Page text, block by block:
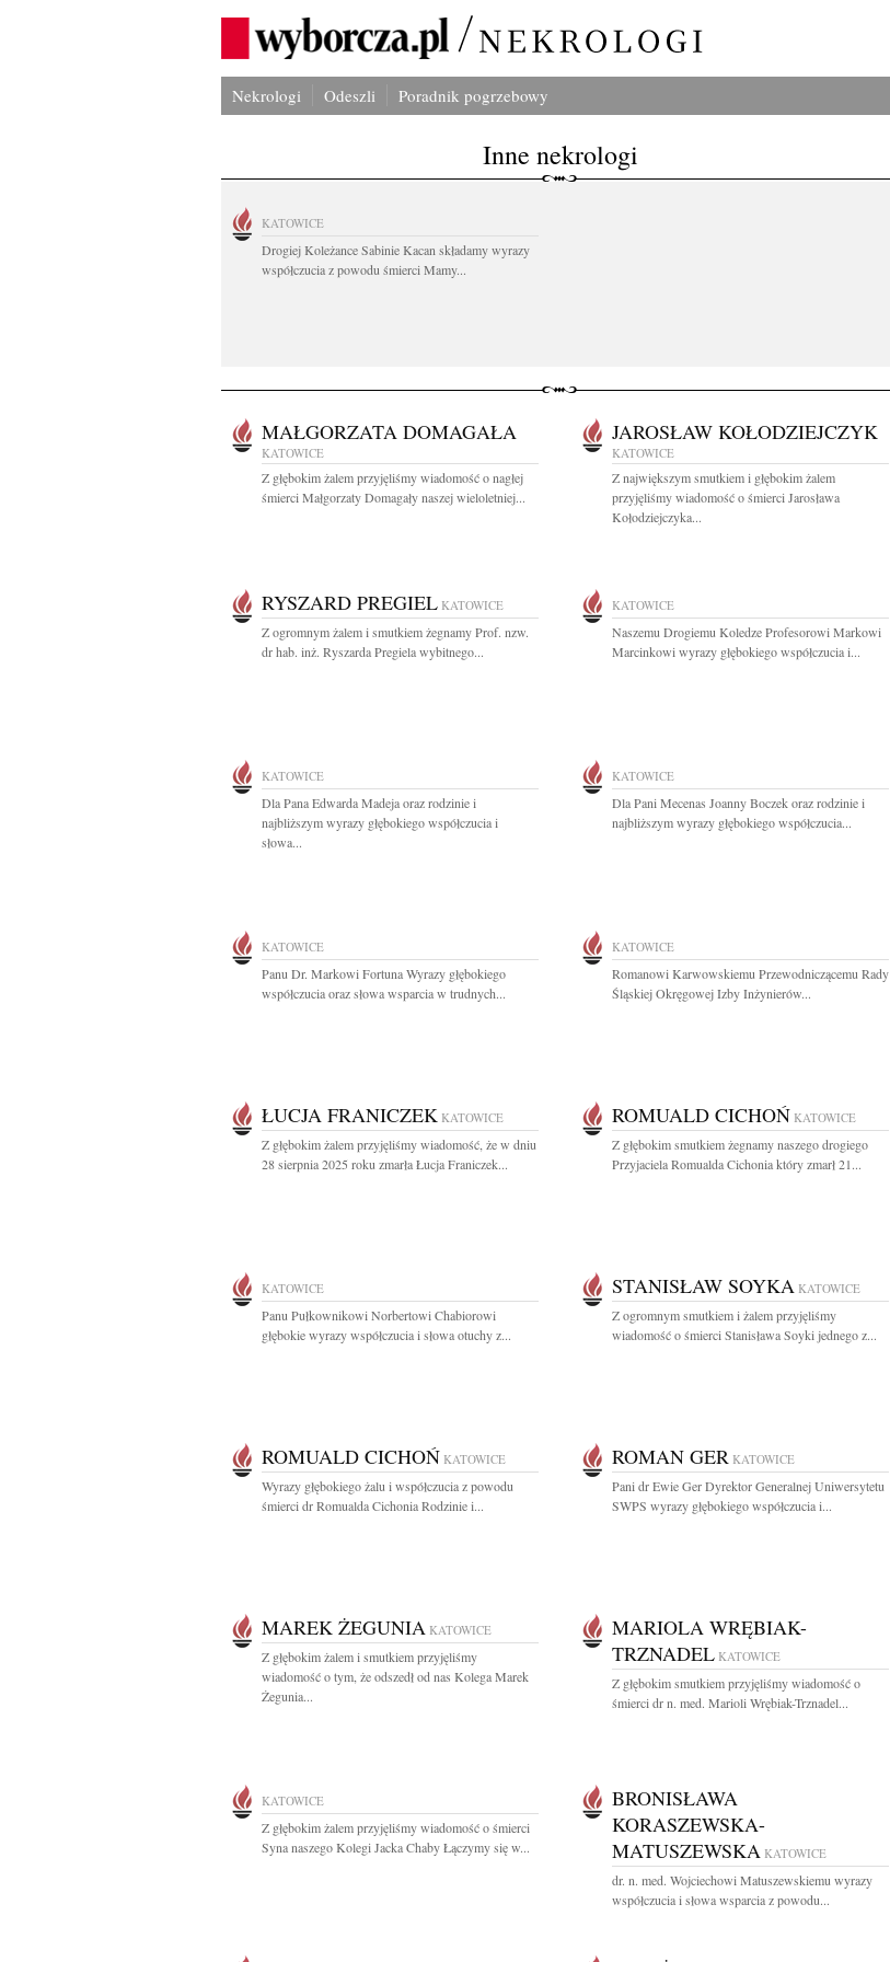
Nekrologi Odeszli Poradnik pogrzebowy
Inne nekrologi
KATOWICE
Drogiej Koleżance Sabinie Kacan składamy wyrazy
współczucia z powodu śmierci Mamy...
MAŁGORZATA DOMAGAŁA
KATOWICE
Z głębokim żalem przyjęliśmy wiadomość o nagłej
śmierci Małgorzaty Domagały naszej wieloletniej...
JAROSŁAW KOŁODZIEJCZYK
KATOWICE
Z największym smutkiem i głębokim żalem
przyjęliśmy wiadomość o śmierci Jarosława
Kołodziejczyka...
RYSZARD PREGIEL KATOWICE
Z ogromnym żalem i smutkiem żegnamy Prof. nzw.
dr hab. inż. Ryszarda Pregiela wybitnego...
KATOWICE
Naszemu Drogiemu Koledze Profesorowi Markowi
Marcinkowi wyrazy głębokiego współczucia i...
KATOWICE
Dla Pana Edwarda Madeja oraz rodzinie i
najbliższym wyrazy głębokiego współczucia i
słowa...
KATOWICE
Dla Pani Mecenas Joanny Boczek oraz rodzinie i
najbliższym wyrazy głębokiego współczucia...
KATOWICE
Panu Dr. Markowi Fortuna Wyrazy głębokiego
współczucia oraz słowa wsparcia w trudnych...
KATOWICE
Romanowi Karwowskiemu Przewodniczącemu Rady
Śląskiej Okręgowej Izby Inżynierów...
ŁUCJA FRANICZEK KATOWICE
Z głębokim żalem przyjęliśmy wiadomość, że w dniu
28 sierpnia 2025 roku zmarła Łucja Franiczek...
ROMUALD CICHOŃ KATOWICE
Z głębokim smutkiem żegnamy naszego drogiego
Przyjaciela Romualda Cichonia który zmarł 21...
KATOWICE
Panu Pułkownikowi Norbertowi Chabiorowi
głębokie wyrazy współczucia i słowa otuchy z...
STANISŁAW SOYKA KATOWICE
Z ogromnym smutkiem i żalem przyjęliśmy
wiadomość o śmierci Stanisława Soyki jednego z...
ROMUALD CICHOŃ KATOWICE
Wyrazy głębokiego żalu i współczucia z powodu
śmierci dr Romualda Cichonia Rodzinie i...
ROMAN GER KATOWICE
Pani dr Ewie Ger Dyrektor Generalnej Uniwersytetu
SWPS wyrazy głębokiego współczucia i...
MAREK ŻEGUNIA KATOWICE
Z głębokim żalem i smutkiem przyjęliśmy
wiadomość o tym, że odszedł od nas Kolega Marek
Żegunia...
MARIOLA WRĘBIAK-
TRZNADEL KATOWICE
Z głębokim smutkiem przyjęliśmy wiadomość o
śmierci dr n. med. Marioli Wrębiak-Trznadel...
KATOWICE
Z głębokim żalem przyjęliśmy wiadomość o śmierci
Syna naszego Kolegi Jacka Chaby Łączymy się w...
BRONISŁAWA
KORASZEWSKA-
MATUSZEWSKA KATOWICE
dr. n. med. Wojciechowi Matuszewskiemu wyrazy
współczucia i słowa wsparcia z powodu...